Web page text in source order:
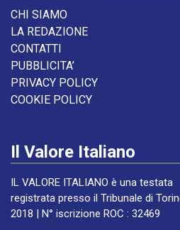
CHI SIAMO
LA REDAZIONE
CONTATTI
PUBBLICITA’
PRIVACY POLICY
COOKIE POLICY
Il Valore Italiano
IL VALORE ITALIANO è una testata
registrata presso il Tribunale di
2018 | N° iscrizione ROC : 32469